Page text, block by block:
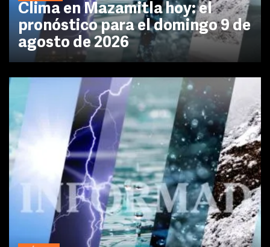
Clima en Mazamitla hoy: el
pronóstico para el domingo 9 de
agosto de 2026